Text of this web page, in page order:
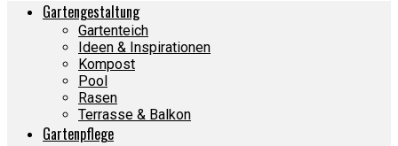
Gartengestaltung
Gartenteich
Ideen & Inspirationen
Kompost
Pool
Rasen
Terrasse & Balkon
Gartenpflege